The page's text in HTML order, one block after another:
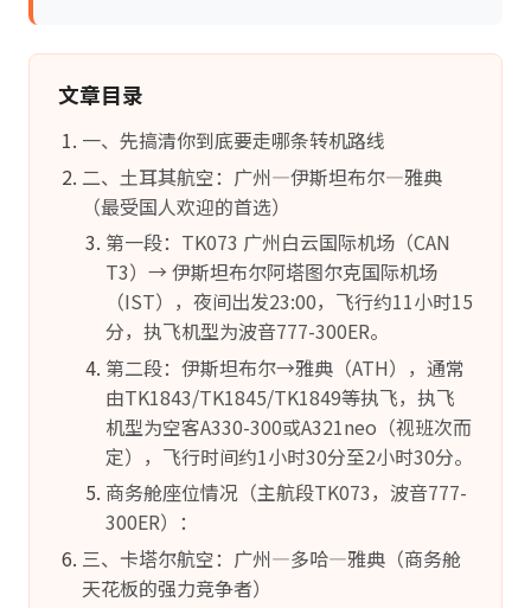
文章目录
一、先搞清你到底要走哪条转机路线
二、土耳其航空：广州—伊斯坦布尔—雅典
（最受国人欢迎的首选）
第一段：TK073 广州白云国际机场（CAN
T3）→ 伊斯坦布尔阿塔图尔克国际机场
（IST），夜间出发23:00，飞行约11小时15
分，执飞机型为波音777-300ER。
第二段：伊斯坦布尔→雅典（ATH），通常
由TK1843/TK1845/TK1849等执飞，执飞
机型为空客A330-300或A321neo（视班次而
定），飞行时间约1小时30分至2小时30分。
商务舱座位情况（主航段TK073，波音777-
300ER）：
三、卡塔尔航空：广州—多哈—雅典（商务舱
天花板的强力竞争者）